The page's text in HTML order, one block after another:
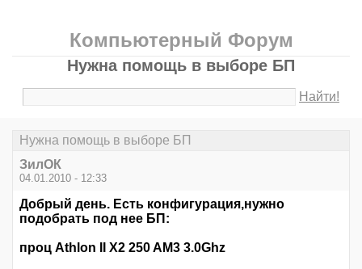
Компьютерный Форум
Нужна помощь в выборе БП
Найти!
Нужна помощь в выборе БП
ЗилОК
04.01.2010 - 12:33
Добрый день. Есть конфигурация,нужно
подобрать под нее БП:
проц Athlon II X2 250 AM3 3.0Ghz